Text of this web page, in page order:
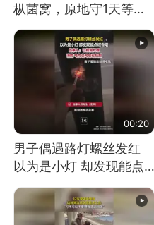
枞菌窝，原地守1天等它
长大：挖了140多朵
00:20
男子偶遇路灯螺丝发红
以为是小灯 却发现能点
燃香烟 当事人：已报警
处理